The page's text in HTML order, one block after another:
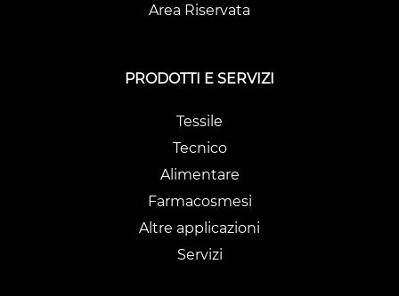
Area Riservata
PRODOTTI E SERVIZI
Tessile
Tecnico
Alimentare
Farmacosmesi
Altre applicazioni
Servizi